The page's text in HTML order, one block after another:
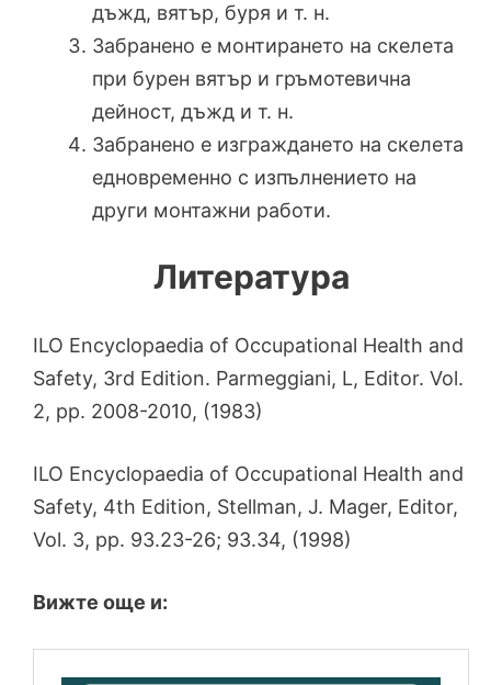
дъжд, вятър, буря и т. н.
Забранено е монтирането на скелета
при бурен вятър и гръмотевична
дейност, дъжд и т. н.
Забранено е изграждането на скелета
едновременно с изпълнението на
други монтажни работи.
Литература
ILO Encyclopaedia of Occupational Health and
Safety, 3rd Edition. Parmeggiani, L, Editor. Vol.
2, pp. 2008-2010, (1983)
ILO Encyclopaedia of Occupational Health and
Safety, 4th Edition, Stellman, J. Mager, Editor,
Vol. 3, pp. 93.23-26; 93.34, (1998)
Вижте още и: